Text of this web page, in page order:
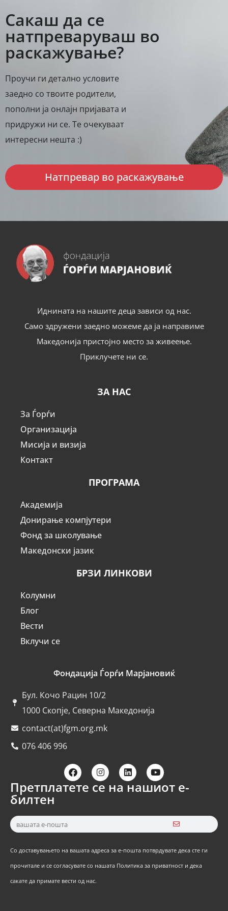
Сакаш да се
натпреваруваш во
раскажување?
Проучи ги детално условите
заедно со твоите родители,
пополни ја онлајн пријавата и
придружи ни се. Те очекуваат
интересни нешта :)
Натпревар во раскажување
Иднината на нашите деца зависи од нас.
Само здружени заедно можеме да ја направиме
Македонија пристојно место за живеење.
Приклучете ни се.
ЗА НАС
За Ѓорѓи
Организација
Мисија и визија
Контакт
ПРОГРАМА
Академија
Донирање компјутери
Фонд за школување
Македонски јазик
БРЗИ ЛИНКОВИ
Колумни
Блог
Вести
Вклучи се
Фондација Ѓорѓи Марјановиќ
Бул. Кочо Рацин 10/2
1000 Скопје, Северна Македонија
contact(at)fgm.org.mk
076 406 996
Претплатете се на нашиот е-
билтен
Со доставувањето на вашата адреса за е-пошта потврдувате дека сте ги
прочитале и се согласувате со нашата Политика за приватност и дека
сакате да примате вести од нас.